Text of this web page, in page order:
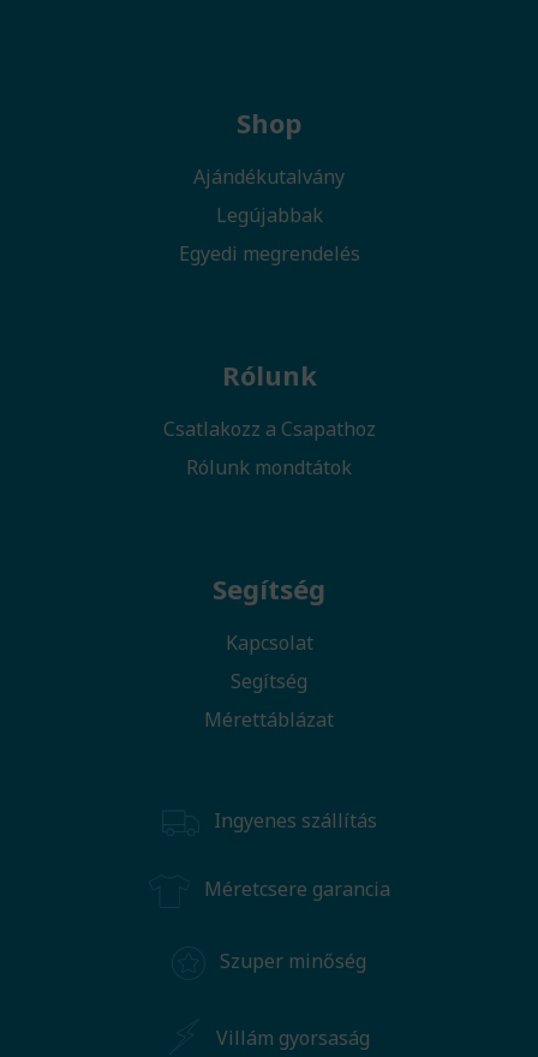
Shop
Ajándékutalvány
Legújabbak
Egyedi megrendelés
Rólunk
Csatlakozz a Csapathoz
Rólunk mondtátok
Segítség
Kapcsolat
Segítség
Mérettáblázat
Ingyenes szállítás
Méretcsere garancia
Szuper minőség
Villám gyorsaság